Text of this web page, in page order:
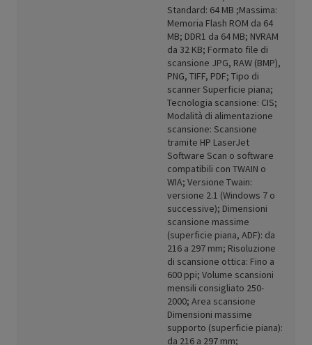
Standard: 64 MB ;Massima:
Memoria Flash ROM da 64
MB; DDR1 da 64 MB; NVRAM
da 32 KB; Formato file di
scansione JPG, RAW (BMP),
PNG, TIFF, PDF; Tipo di
scanner Superficie piana;
Tecnologia scansione: CIS;
Modalità di alimentazione
scansione: Scansione
tramite HP LaserJet
Software Scan o software
compatibili con TWAIN o
WIA; Versione Twain:
versione 2.1 (Windows 7 o
successive); Dimensioni
scansione massime
(superficie piana, ADF): da
216 a 297 mm; Risoluzione
di scansione ottica: Fino a
600 ppi; Volume scansioni
mensili consigliato 250-
2000; Area scansione
Dimensioni massime
supporto (superficie piana):
da 216 a 297 mm;